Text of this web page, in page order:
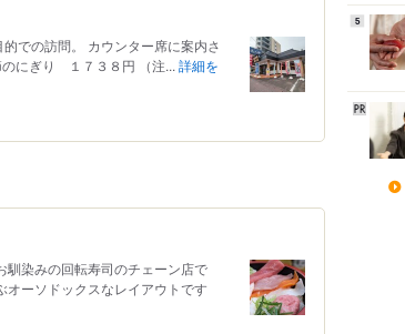
での訪問。 カウンター席に案内さ
にぎり １７３８円 （注... 詳細を
馴染みの回転寿司のチェーン店で
ーソドックスなレイアウトです
5